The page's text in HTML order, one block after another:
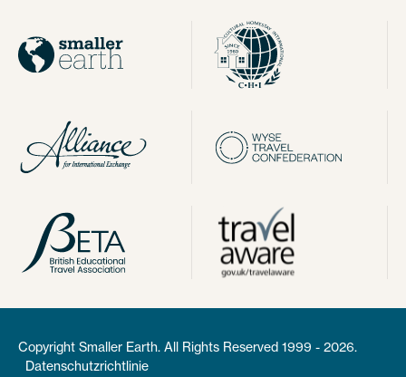
Copyright Smaller Earth. All Rights Reserved 1999 - 2026.
Datenschutzrichtlinie